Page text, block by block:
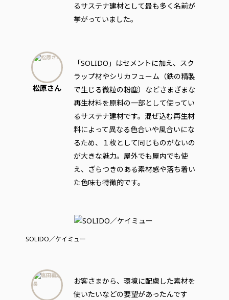
るサステナ建材として最も多く名前が
挙がっていました。
松原さん
「SOLIDO」はセメントに加え、スク
ラップ材やシリカフューム（鉄の精製
で生じる微粒の粉塵）などさまざまな
再生材料を原料の一部として使ってい
るサステナ建材です。混ぜ込む再生材
料によって異なる色合いや風合いにな
るため、１枚として同じものがないの
が大きな魅力。屋外でも屋内でも使
え、ざらつきのある素材感や落ち着い
た色味も特徴的です。
SOLIDO／ケイミュー
お客さまから、環境に配慮した素材を
使いたいなどの要望があったんです